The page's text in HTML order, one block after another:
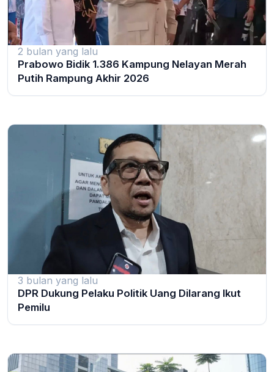
2 bulan yang lalu
Prabowo Bidik 1.386 Kampung Nelayan Merah
Putih Rampung Akhir 2026
3 bulan yang lalu
DPR Dukung Pelaku Politik Uang Dilarang Ikut
Pemilu